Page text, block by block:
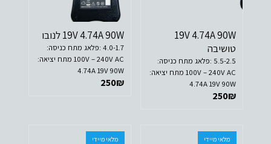
19V 4.74A 90W
טושיבה
5.5-2.5 :פלאג מתח כניסה:
100V – 240V AC מתח יציאה:
4.74A 19V 90W
250₪
19V 4.74A 90W לנובו
4.0-1.7 :פלאג מתח כניסה:
100V – 240V AC מתח יציאה:
4.74A 19V 90W
250₪
מלאי מיידי
מלאי מיידי